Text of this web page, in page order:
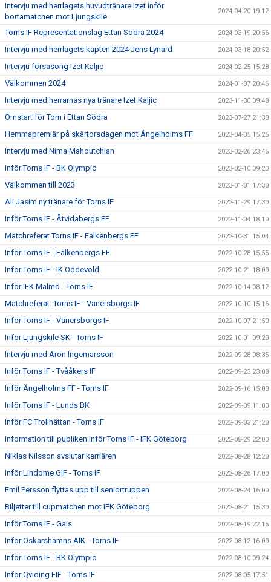
Intervju med herrlagets huvudtränare Izet inför
bortamatchen mot Ljungskile
2024-04-20 19:12
Torns IF Representationslag Ettan Södra 2024 2024-03-19 20:56
Intervju med herrlagets kapten 2024 Jens Lynard 2024-03-18 20:52
Intervju försäsong Izet Kaljic 2024-02-25 15:28
Välkommen 2024 2024-01-07 20:46
Intervju med herrarnas nya tränare Izet Kaljic 2023-11-30 09:48
Omstart för Torn i Ettan Södra 2023-07-27 21:30
Hemmapremiär på skärtorsdagen mot Ängelholms FF 2023-04-05 15:25
Intervju med Nima Mahoutchian 2023-02-26 23:45
Inför Torns IF - BK Olympic 2023-02-10 09:20
Välkommen till 2023 2023-01-01 17:30
Ali Jasim ny tränare för Torns IF 2022-11-29 17:30
Inför Torns IF - Åtvidabergs FF 2022-11-04 18:10
Matchreferat Torns IF - Falkenbergs FF 2022-10-31 15:04
Inför Torns IF - Falkenbergs FF 2022-10-28 15:55
Inför Torns IF - IK Oddevold 2022-10-21 18:00
Inför IFK Malmö - Torns IF 2022-10-14 08:12
Matchreferat: Torns IF - Vänersborgs IF 2022-10-10 15:16
Inför Torns IF - Vänersborgs IF 2022-10-07 21:50
Inför Ljungskile SK - Torns IF 2022-10-01 09:20
Intervju med Aron Ingemarsson 2022-09-28 08:35
Inför Torns IF - Tvååkers IF 2022-09-23 23:08
Inför Ängelholms FF - Torns IF 2022-09-16 15:00
Inför Torns IF - Lunds BK 2022-09-09 11:00
Inför FC Trollhättan - Torns IF 2022-09-03 21:20
Information till publiken inför Torns IF - IFK Göteborg 2022-08-29 22:00
Niklas Nilsson avslutar karriären 2022-08-28 12:20
Inför Lindome GIF - Torns IF 2022-08-26 17:00
Emil Persson flyttas upp till seniortruppen 2022-08-24 16:00
Biljetter till cupmatchen mot IFK Göteborg 2022-08-21 15:30
Inför Torns IF - Gais 2022-08-19 22:15
Inför Oskarshamns AIK - Torns IF 2022-08-12 16:00
Inför Torns IF - BK Olympic 2022-08-10 09:24
Inför Qviding FIF - Torns IF 2022-08-05 17:51